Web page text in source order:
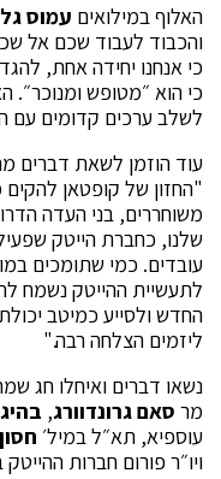
האלוף במילואים עמוס
והכבוד לעבוד שכם אל
כי אנחנו יחידה אחת,
כי הוא ״מטופש ומנוכר״.
לשלב ערכים קדומים עם
עוד הוזמן לשאת דברים
"החזון של קופטאן להקים
משוחררים, בני העדה
עובדים. כמי שתומכים
לתעשיית ההייטק נשמח
החדש ולסייע כמיטב
ליזמים הצלחה רבה."
נשאו דברים ואיחלו חג
מר סאם גרונדוורג,
עוספיא, תא״ל במיל׳
ויו״ר פורום חברות